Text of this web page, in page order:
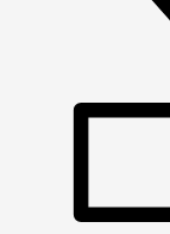
基本のバスア